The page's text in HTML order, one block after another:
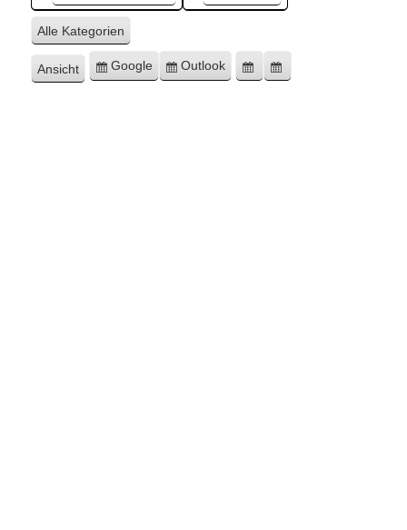
Alle Kategorien
Ansicht ausdrucken
Eintragen
Google
Eintragen
Outlook
Google-